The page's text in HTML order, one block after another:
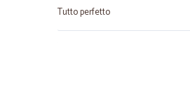
Tutto perfetto